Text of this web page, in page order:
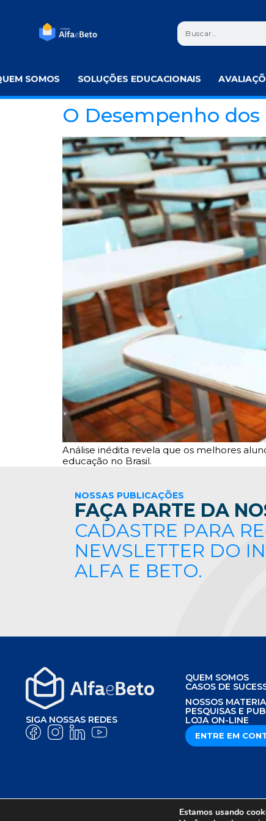
SOMOS SOLUÇÕES EDUCACIONAIS
O Desempenho
Análise inédita revela que os melhores
educação no Brasil.
NOSSAS PUBLICAÇÕES
FAÇA PARTE DA
CADASTRE PARA
NEWSLETTER DO
ALFA E BETO.
SIGA NOSSAS REDES
QUEM SOMOS
CASOS DE
NOSSOS
PESQUISAS E
LOJA ON-LINE
ENTRE EM
Estamos usando